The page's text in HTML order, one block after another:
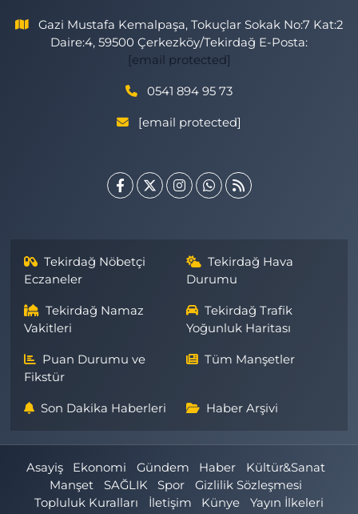
Gazi Mustafa Kemalpaşa, Tokuçlar Sokak No:7 Kat:2
Daire:4, 59500 Çerkezköy/Tekirdağ E-Posta:
[email protected]
0541 894 95 73
[email protected]
Tekirdağ Nöbetçi
Eczaneler
Tekirdağ Hava
Durumu
Tekirdağ Namaz
Vakitleri
Tekirdağ Trafik
Yoğunluk Haritası
Puan Durumu ve
Fikstür
Tüm Manşetler
Son Dakika Haberleri Haber Arşivi
Asayiş Ekonomi Gündem Haber
Kültür&Sanat
Manşet
SAĞLIK Spor
Gizlilik Sözleşmesi
Topluluk Kuralları
İletişim Künye Yayın İlkeleri